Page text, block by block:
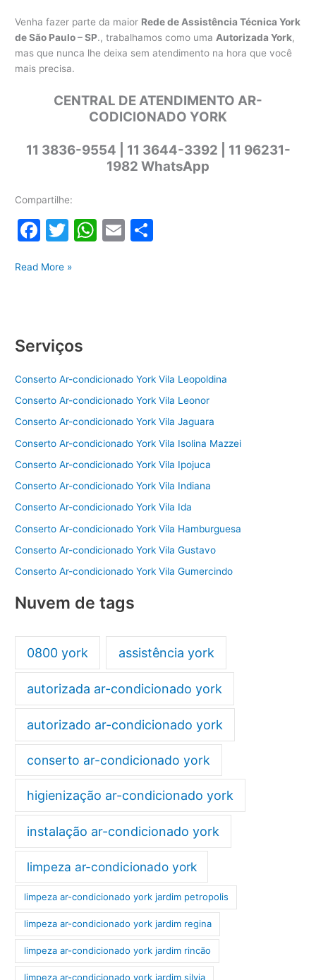
Venha fazer parte da maior Rede de Assistência Técnica York
de São Paulo – SP., trabalhamos como uma Autorizada York,
mas que nunca lhe deixa sem atendimento na hora que você
mais precisa.
CENTRAL DE ATENDIMENTO AR-
CODICIONADO YORK
11 3836-9554 | 11 3644-3392 | 11 96231-
1982 WhatsApp
Compartilhe:
F
c
o
k
T
itt
W E
Assistência
Read More »
Serviços
Conserto Ar-condicionado York Vila Leopoldina
Conserto Ar-condicionado York Vila Leonor
Conserto Ar-condicionado York Vila Jaguara
Conserto Ar-condicionado York Vila Isolina Mazzei
Conserto Ar-condicionado York Vila Ipojuca
Conserto Ar-condicionado York Vila Indiana
Conserto Ar-condicionado York Vila Ida
Conserto Ar-condicionado York Vila Hamburguesa
Conserto Ar-condicionado York Vila Gustavo
Conserto Ar-condicionado York Vila Gumercindo
Nuvem de tags
0800 york assistência york
autorizada ar-condicionado york
autorizado ar-condicionado york
conserto ar-condicionado york
higienização ar-condicionado york
instalação ar-condicionado york
limpeza ar-condicionado york
limpeza ar-condicionado york jardim petropolis
limpeza ar-condicionado york jardim regina
limpeza ar-condicionado york jardim rincão
limpeza ar-condicionado york jardim silvia